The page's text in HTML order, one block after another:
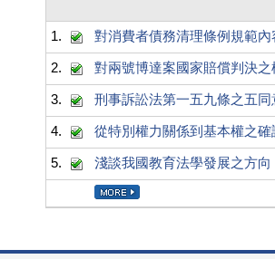
1.
對消費者債務清理條例規範
2. 對兩號博達案國家賠償判決之
3. 刑事訴訟法第一五九條之五
4. 從特別權力關係到基本權之
5. 淺談我國教育法學發展之方向